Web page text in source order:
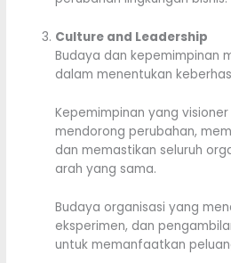
Culture and Leadership
Budaya dan kepemimpinan
dalam menentukan
Kepemimpinan yang
mendorong perubahan,
dan memastikan seluruh
arah yang sama.
Budaya organisasi yang
eksperimen, dan
untuk memanfaatkan